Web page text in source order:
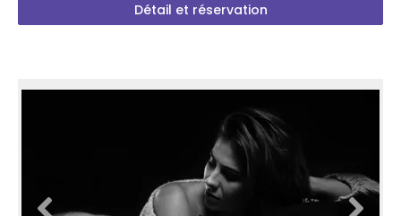
Détail et réservation